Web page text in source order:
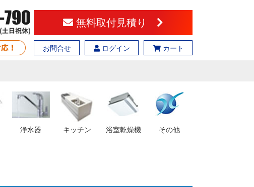
無料取付見積り
お問合せ ログイン カート
浄水器 キッチン 浴室乾燥機 その他